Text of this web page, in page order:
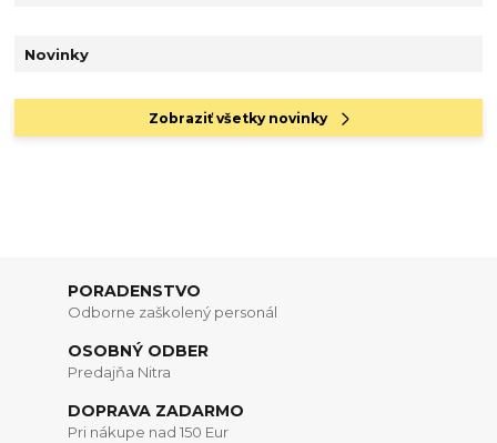
Novinky
Zobraziť všetky novinky
PORADENSTVO
Odborne zaškolený personál
OSOBNÝ ODBER
Predajňa Nitra
DOPRAVA ZADARMO
Pri nákupe nad 150 Eur